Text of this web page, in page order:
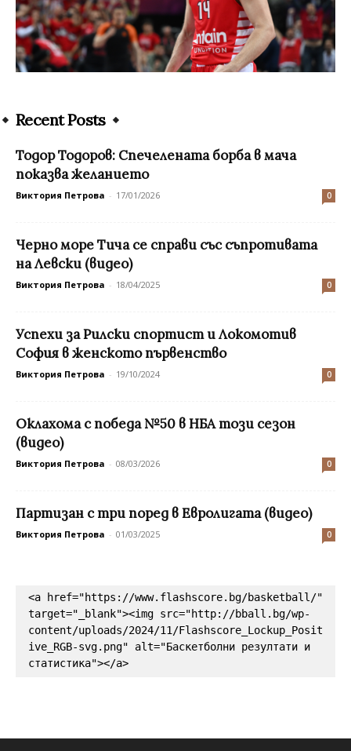
Recent Posts
Тодор Тодоров: Спечелената борба в мача
показва желанието
Виктория Петрова - 17/01/2026 0
Черно море Тича се справи със съпротивата
на Левски (видео)
Виктория Петрова - 18/04/2025 0
Успехи за Рилски спортист и Локомотив
София в женското първенство
Виктория Петрова - 19/10/2024 0
Оклахома с победа №50 в НБА този сезон
(видео)
Виктория Петрова - 08/03/2026 0
Партизан с три поред в Евролигата (видео)
Виктория Петрова - 01/03/2025 0
<a href="https://www.flashscore.bg/basketball/"
target="_blank"><img src="http://bball.bg/wp-
content/uploads/2024/11/Flashscore_Lockup_Posit
ive_RGB-svg.png" alt="Баскетболни резултати и
статистика"></a>